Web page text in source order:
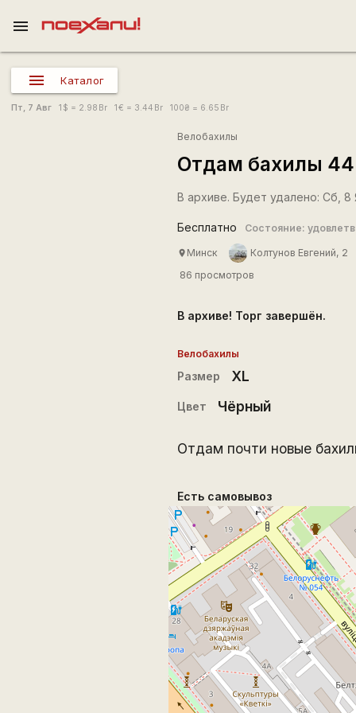
menu
Каталог
Пт, 7 Авг 1 $ = 2.98 Br 1€ = 3.44 Br 100₴ = 6.65 Br
Велобахилы
Отдам бахилы
В архиве. Будет удалено: Сб, 8
Бесплатно Состояние:
place Минск
Колтунов Евгений, 2
86 просмотров
В архиве! Торг завершён.
Велобахилы
Размер XL
Цвет Чёрный
Отдам почти новые
Есть самовывоз